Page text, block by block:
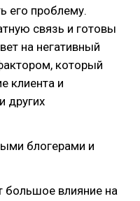
его проблему.
связь и готовы
на негативный
который
клиента и
других
блогерами и
влияние на